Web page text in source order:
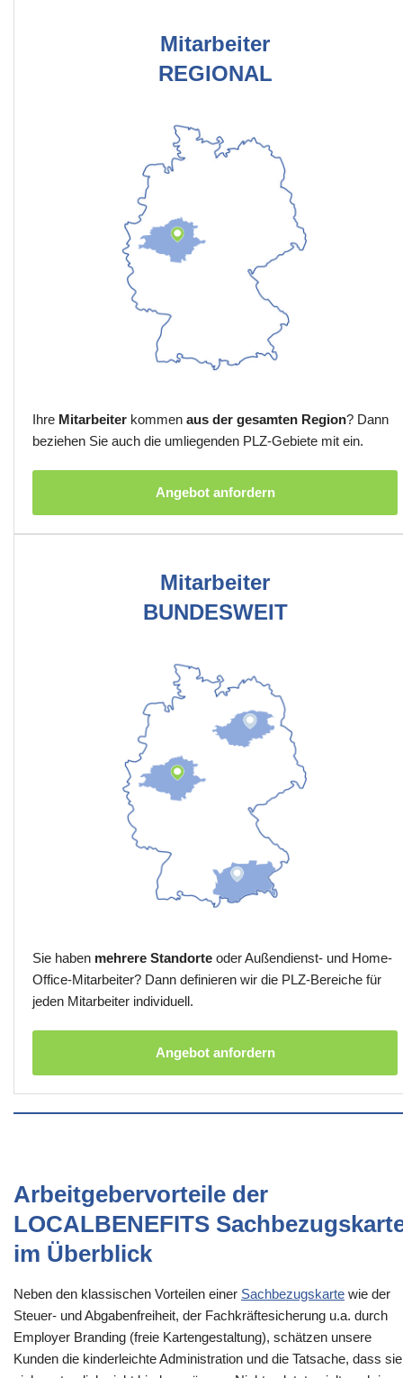
Mitarbeiter
REGIONAL
Ihre Mitarbeiter kommen aus der gesamten Region? Dann
beziehen Sie auch die umliegenden PLZ-Gebiete mit ein.
Angebot anfordern
Mitarbeiter
BUNDESWEIT
Sie haben mehrere Standorte oder Außendienst- und Home-
Office-Mitarbeiter? Dann definieren wir die PLZ-Bereiche für
jeden Mitarbeiter individuell.
Angebot anfordern
Arbeitgebervorteile der
LOCALBENEFITS
im Überblick
Neben den klassischen Vorteilen einer Sachbezugskarte wie der
Steuer- und Abgabenfreiheit, der Fachkräftesicherung u.a. durch
Employer Branding (freie Kartengestaltung), schätzen unsere
Kunden die kinderleichte Administration und die Tatsache, dass sie